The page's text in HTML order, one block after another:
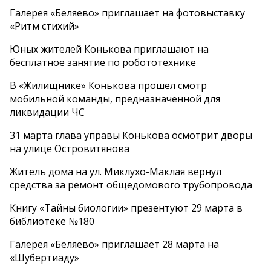
Галерея «Беляево» приглашает на фотовыставку
«Ритм стихий»
Юных жителей Конькова приглашают на
бесплатное занятие по робототехнике
В «Жилищнике» Конькова прошел смотр
мобильной команды, предназначенной для
ликвидации ЧС
31 марта глава управы Конькова осмотрит дворы
на улице Островитянова
Житель дома на ул. Миклухо-Маклая вернул
средства за ремонт общедомового трубопровода
Книгу «Тайны биологии» презентуют 29 марта в
библиотеке №180
Галерея «Беляево» приглашает 28 марта на
«Шубертиаду»